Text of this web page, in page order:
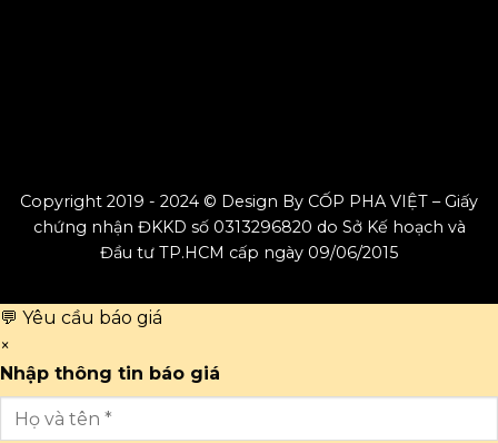
Copyright 2019 - 2024 © Design By CỐP PHA VIỆT – Giấy
chứng nhận ĐKKD số 0313296820 do Sở Kế hoạch và
Đầu tư TP.HCM cấp ngày 09/06/2015
💬 Yêu cầu báo giá
×
Nhập thông tin báo giá